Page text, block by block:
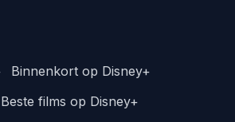
Binnenkort op Disney+
Beste films op Disney+